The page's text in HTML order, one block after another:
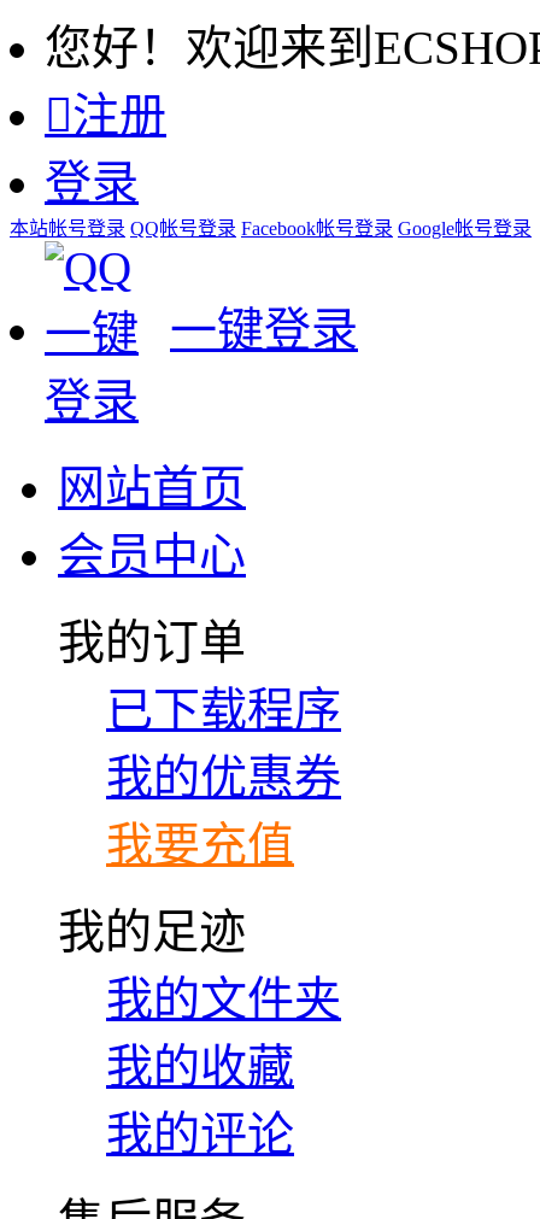
您好！欢迎来到
注册
登录
本站帐号登录 QQ帐号登录 Facebook帐号登录 Google帐号登录
一键登录
网站首页
会员中心
我的订单
已下载程序
我的优惠券
我要充值
我的足迹
我的文件夹
我的收藏
我的评论